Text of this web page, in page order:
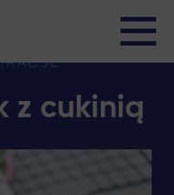
z cukinią